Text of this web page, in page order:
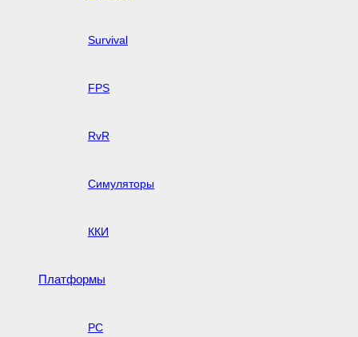
Survival
FPS
RvR
Симуляторы
ККИ
Платформы
PC